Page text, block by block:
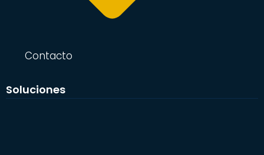
Contacto
Soluciones